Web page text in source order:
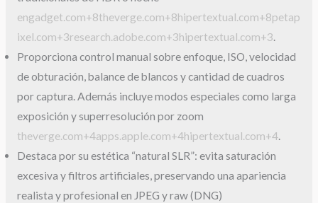
engadget.com+8theverge.com+8hipertextual.com+8petap
ixel.com+3research.adobe.com+3hipertextual.com+3.
Proporciona control manual sobre enfoque, ISO, velocidad
de obturación, balance de blancos y cantidad de cuadros
por captura. Además incluye modos especiales como larga
exposición y superresolución por zoom
theverge.com+4apps.apple.com+4hipertextual.com+4.
Destaca por su estética “natural SLR”: evita saturación
excesiva y filtros artificiales, preservando una apariencia
realista y profesional en JPEG y raw (DNG)